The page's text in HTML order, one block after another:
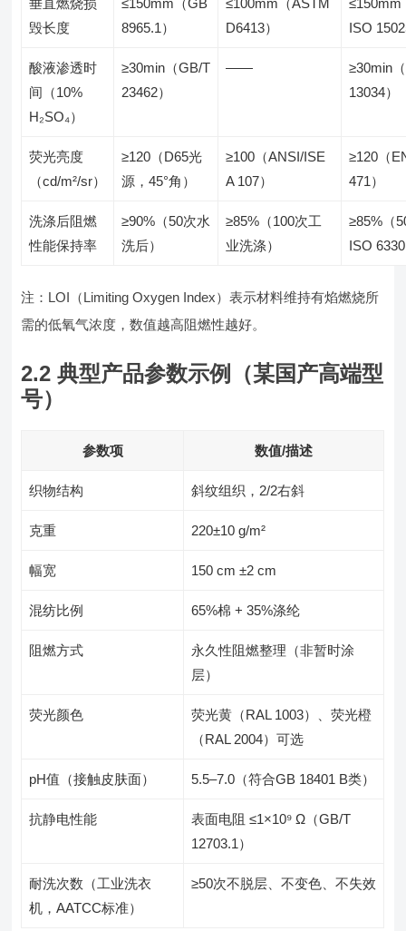
垂直燃烧损
毁长度
≤150mm（GB
8965.1）
≤100mm（ASTM
D6413）
≤150mm
ISO
酸液渗透时
间（10%
H₂SO₄）
≥30min（GB/T
23462）
——
≥30min
13034）
荧光亮度
（cd/m²/sr）
≥120（D65光
源，45°角）
≥100（ANSI/ISE
A 107）
≥120（
471）
洗涤后阻燃
性能保持率
≥90%（50次水
洗后）
≥85%（100次工
业洗涤）
≥85%（
ISO
注：LOI（Limiting Oxygen Index）表示材料维持有焰燃烧所
需的低氧气浓度，数值越高阻燃性越好。
2.2 典型产品参数示例（某国产高端型
号）
参数项 数值/描述
织物结构 斜纹组织，2/2右斜
克重 220±10 g/m²
幅宽 150 cm ±2 cm
混纺比例 65%棉 + 35%涤纶
阻燃方式
永久性阻燃整理（非暂时涂
层）
荧光颜色
荧光黄（RAL 1003）、荧光橙
（RAL 2004）可选
pH值（接触皮肤面） 5.5–7.0（符合GB 18401 B类）
抗静电性能
表面电阻 ≤1×10⁹ Ω（GB/T
12703.1）
耐洗次数（工业洗衣
机，AATCC标准）
≥50次不脱层、不变色、不失效